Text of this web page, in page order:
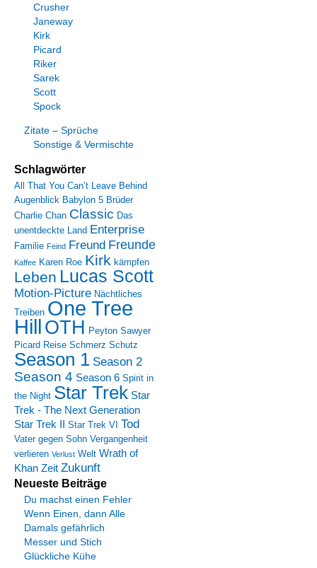
Crusher
Janeway
Kirk
Picard
Riker
Sarek
Scott
Spock
Zitate – Sprüche
Sonstige & Vermischte
Schlagwörter
All That You Can’t Leave Behind
Augenblick Babylon 5 Brüder
Charlie Chan Classic Das
unentdeckte Land Enterprise
Familie Feind Freund Freunde
Kaffee Karen Roe Kirk kämpfen
Leben Lucas Scott
Motion-Picture Nächtliches
Treiben One Tree
Hill OTH Peyton Sawyer
Picard Reise Schmerz Schutz
Season 1 Season 2
Season 4 Season 6 Spirit in
the Night Star Trek Star
Trek - The Next Generation
Star Trek II Star Trek VI Tod
Vater gegen Sohn Vergangenheit
verlieren Verlust Welt Wrath of
Khan Zeit Zukunft
Neueste Beiträge
Du machst einen Fehler
Wenn Einen, dann Alle
Damals gefährlich
Messer und Stich
Glückliche Kühe